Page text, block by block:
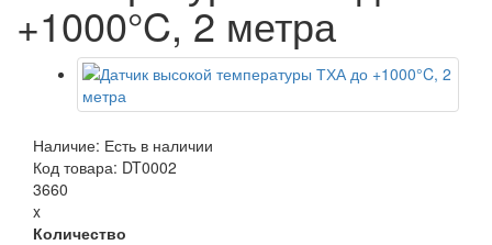
+1000°C, 2 метра
Наличие: Есть в наличии
Код товара: DT0002
3660
x
Количество